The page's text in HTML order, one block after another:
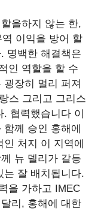
을하지 않는 한,
이익을 방어 할
명백한 해결책은
인 역할을 할 수
장히 멀리 퍼져
스 그리고 그리스
. 협력했습니다 이
함께 승인 홍해에
인 처지 이 지역에
뉴 델리가 갈등
는 잘 배치됩니다.
을 가하고 IMEC
리, 홍해에 대한